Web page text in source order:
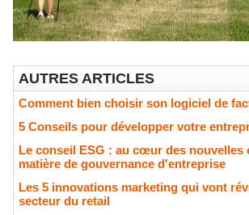
AUTRES ARTICLES
Comment bien choisir son logiciel de
5 Conseils pour développer votre
Le conseil ESG : au cœur des nouvelles
matière de gouvernance d'entreprise
Les 5 innovations marketing qui vont
secteur du retail